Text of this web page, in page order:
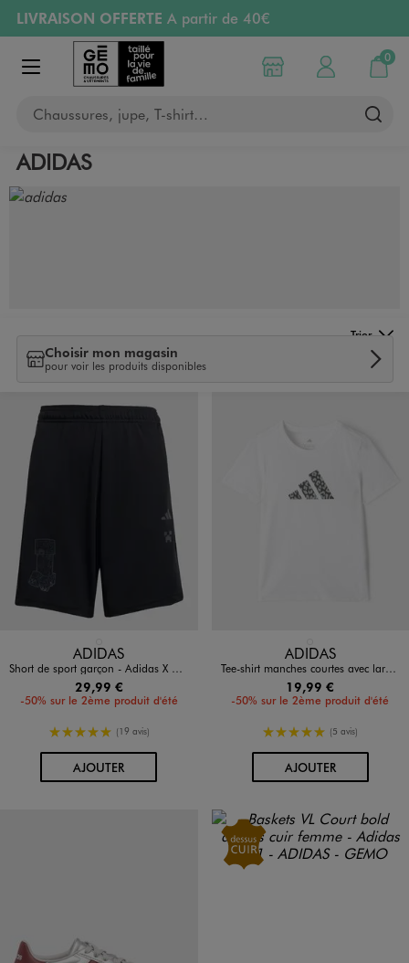
Aller au contenu principal
Aller à la navigation
LIVRAISON OFFERTE A partir de 40€
RETRAIT ET LIVRAISON OFFERTE
en magasin
PAYEZ EN 3x SANS FRAIS
Retours OFFERTS
pendant 30 jours
Afficher le menu
Chaussures, jupe, T-shirt…
Choisir mon magasin
Mon compte
0
Mon
ADIDAS
Choisir mon magasin
pour voir les produits disponibles
Trier
Disponible en 1 coloris
ADIDAS
Short de sport garçon - Adidas X Minecraft
29,99 €
-50% sur le 2ème produit d'été
5/5 de moyenne
(19 avis)
AJOUTERAU PANIER
Disponible en 1 coloris
ADIDAS
Tee-shirt manches courtes avec large logo fille - Adidas
19,99 €
-50% sur le 2ème produit d'été
5/5 de moyenne
(5 avis)
AJOUTERAU PANIER